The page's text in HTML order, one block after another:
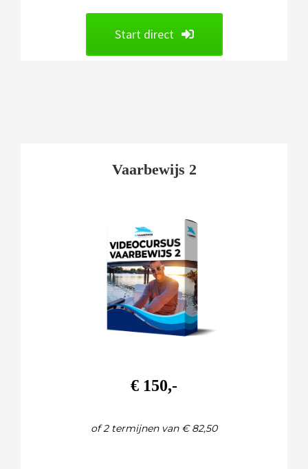
Start direct
Vaarbewijs 2
€ 150,-
of 2 termijnen van € 82,50